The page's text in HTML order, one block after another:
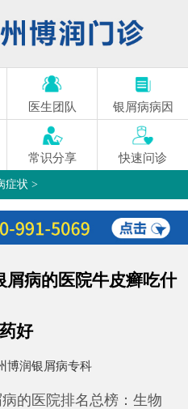
医生团队 银屑病病因
常识分享 快速问诊
症状 >
屑病的医院牛皮癣吃什
好
博润银屑病专科
医院排名总榜：生物